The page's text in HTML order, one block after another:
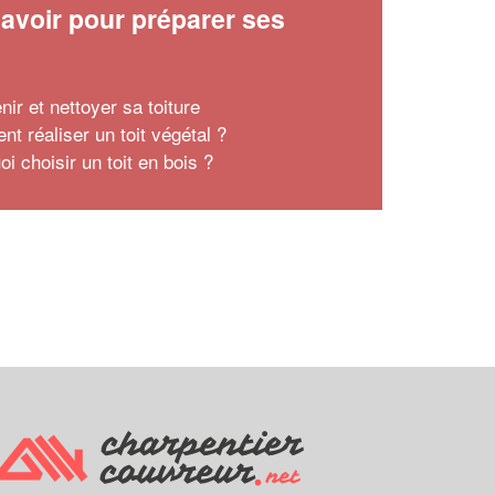
pour préparer ses
et nettoyer sa toiture
réaliser un toit végétal ?
choisir un toit en bois ?